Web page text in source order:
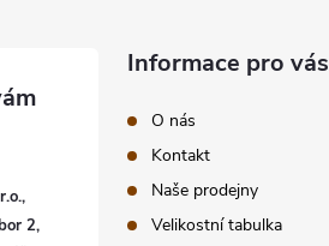
2,
Informace pro vás
O nás
Kontakt
Naše prodejny
Velikostní tabulka